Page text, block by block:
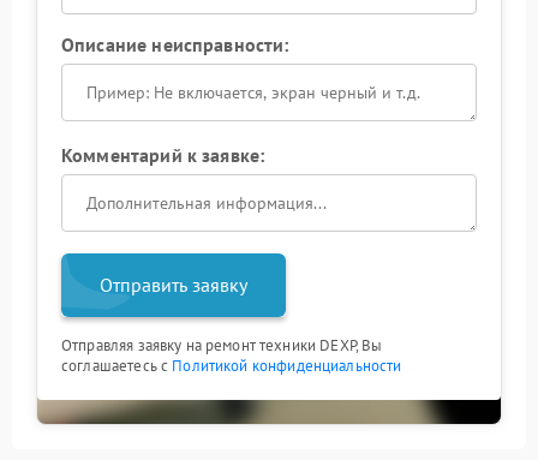
Описание неисправности:
Комментарий к заявке:
Отправить заявку
Отправляя заявку на ремонт техники DEXP, Вы
соглашаетесь с Политикой конфиденциальности